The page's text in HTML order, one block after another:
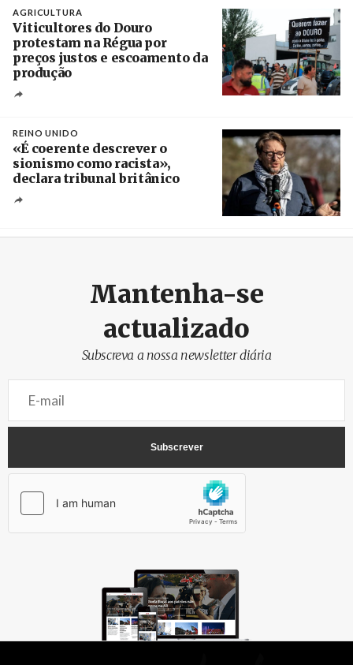
AGRICULTURA
Viticultores do Douro
protestam na Régua por
preços justos e escoamento da
produção
REINO UNIDO
«É coerente descrever o
sionismo como racista»,
declara tribunal britânico
Mantenha-se
actualizado
Subscreva a nossa newsletter diária